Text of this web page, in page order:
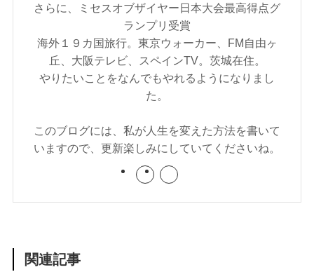
さらに、ミセスオブザイヤー日本大会最高得点グ
ランプリ受賞
海外１９カ国旅行。東京ウォーカー、FM自由ヶ
丘、大阪テレビ、スペインTV。茨城在住。
やりたいことをなんでもやれるようになりまし
た。
このブログには、私が人生を変えた方法を書いて
いますので、更新楽しみにしていてくださいね。
関連記事